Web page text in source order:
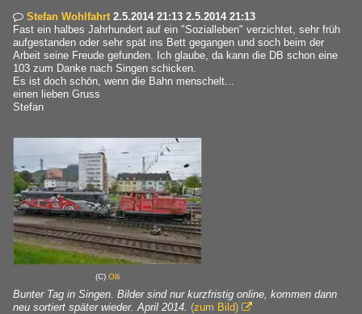
 Stefan Wohlfahrt 2.5.2014 21:13 2.5.2014 21:13
Fast ein halbes Jahrhundert auf ein "Sozialleben" verzichtet, sehr früh
aufgestanden oder sehr spät ins Bett gegangen und soch beim der
Arbeit seine Freude gefunden. Ich glaube, da kann die DB schon eine
103 zum Danke nach Singen schicken.
Es ist doch schön, wenn die Bahn menschelt...
einen lieben Gruss
Stefan
(C) Olli
Bunter Tag in Singen. Bilder sind nur kurzfristig online, kommen dann
neu sortiert später wieder. April 2014. (zum Bild) 